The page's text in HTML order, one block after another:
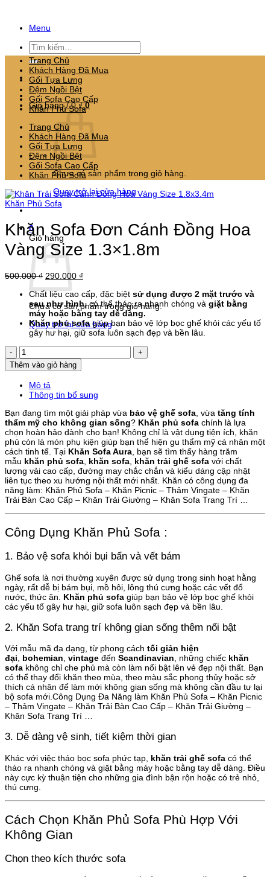
Menu
Tìm
kiếm:
Giỏ hàng /0₫ 0
Chưa có sản phẩm trong giỏ hàng.
Quay trở lại cửa hàng
0
Giỏ hàng
Chưa có sản phẩm trong giỏ hàng.
Quay trở lại cửa hàng
Trang Chủ
Khách Hàng Đã Mua
Gối Tựa Lưng
Đệm Ngồi Bệt
Gối Sofa Cao Cấp
Khăn Phủ Sofa
Trang Chủ
Khách Hàng Đã Mua
Gối Tựa Lưng
Đệm Ngồi Bệt
Gối Sofa Cao Cấp
Khăn Phủ Sofa
Khăn Phủ Sofa
Khăn Sofa Đơn Cánh Đồng Hoa
Vàng Size 1.3×1.8m
500.000₫ Giá
là:
500.000 ₫.
290.000 ₫
tại
là:
290.000 ₫.
Chất liệu cao cấp, đặc biệt sử dụng được 2 mặt trước và
sau như hình,có thể tháo ra nhanh chóng và giặt bằng
máy hoặc bằng tay dễ dàng.
Khăn phủ sofa giúp bạn bảo vệ lớp bọc ghế khỏi các yếu tố
gây hư hại, giữ sofa luôn sạch đẹp và bền lâu.
Khăn
Sofa
Đơn
Đồng
Hoa
Vàng
Size
1.3x1.8m
số
lượng
Thêm vào giỏ hàng
Mô tả
Thông tin bổ sung
Bạn đang tìm một giải pháp vừa bảo vệ ghế sofa , vừa tăng tính
thẩm mỹ cho không gian sống? Khăn phủ sofa chính là lựa
chọn hoàn hảo dành cho bạn! Không chỉ là vật dụng tiện ích, khăn
phủ còn là món phụ kiện giúp bạn thể hiện gu thẩm mỹ cá nhân một
cách tinh tế. Tại Khăn Sofa Aura , bạn sẽ tìm thấy hàng trăm
mẫu khăn phủ sofa khăn sofa khăn trải ghế sofa với chất
lượng vải cao cấp, đường may chắc chắn và kiểu dáng cập nhật
liên tục theo xu hướng nội thất mới nhất. Khăn có công dụng đa
năng làm: Khăn Phủ Sofa – Khăn Picnic – Thảm Vingate – Khăn
Trải Bàn Cao Cấp – Khăn Trải Giường – Khăn Sofa Trang Trí …
Công Dụng Khăn Phủ Sofa :
1. Bảo vệ sofa khỏi bụi bẩn và vết bám
Ghế sofa là nơi thường xuyên được sử dụng trong sinh hoạt hằng
ngày, rất dễ bị bám bụi, mồ hôi, lông thú cưng hoặc các vết đổ
nước, thức ăn. Khăn phủ sofa giúp bạn bảo vệ lớp bọc ghế khỏi
các yếu tố gây hư hại, giữ sofa luôn sạch đẹp và bền lâu.
2. Khăn Sofa trang trí không gian sống thêm nổi bật
Với mẫu mã đa dạng, từ phong cách tối giản hiện
đại, bohemian, vintage đến Scandinavian, những chiếc khăn
sofa không chỉ che phủ mà còn làm nổi bật lên vẻ đẹp nội thất. Bạn
có thể thay đổi khăn theo mùa, theo màu sắc phong thủy hoặc sở
thích cá nhân để làm mới không gian sống mà không cần đầu tư lại
bộ sofa mới.Công Dụng Đa Năng làm Khăn Phủ Sofa – Khăn Picnic
– Thảm Vingate – Khăn Trải Bàn Cao Cấp – Khăn Trải Giường –
Khăn Sofa Trang Trí …
3. Dễ dàng vệ sinh, tiết kiệm thời gian
Khác với việc tháo bọc sofa phức tạp, khăn trải ghế sofa có thể
tháo ra nhanh chóng và giặt bằng máy hoặc bằng tay dễ dàng. Điều
này cực kỳ thuận tiện cho những gia đình bận rộn hoặc có trẻ nhỏ,
thú cưng.
Cách Chọn Khăn Phủ Sofa Phù Hợp Với
Không Gian
Chọn theo kích thước sofa